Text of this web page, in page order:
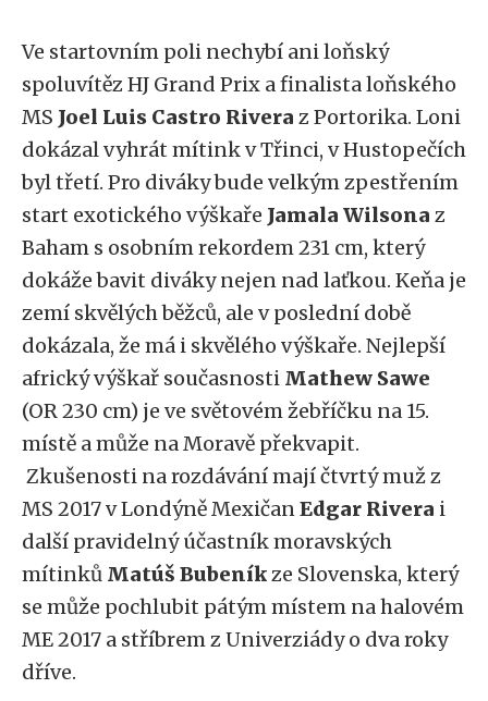
Ve startovním poli nechybí ani loňský
spoluvítěz HJ Grand Prix a finalista loňského
MS Joel Luis Castro Rivera z Portorika. Loni
dokázal vyhrát mítink v Třinci, v Hustopečích
byl třetí. Pro diváky bude velkým zpestřením
start exotického výškaře Jamala Wilsona z
Baham s osobním rekordem 231 cm, který
dokáže bavit diváky nejen nad laťkou. Keňa je
zemí skvělých běžců, ale v poslední době
dokázala, že má i skvělého výškaře. Nejlepší
africký výškař současnosti Mathew Sawe
(OR 230 cm) je ve světovém žebříčku na 15.
místě a může na Moravě překvapit.
Zkušenosti na rozdávání mají čtvrtý muž z
MS 2017 v Londýně MexičanEdgar Rivera i
další pravidelný účastník moravských
mítinků Matúš Bubeníkze Slovenska, který
se může pochlubit pátým místem na halovém
ME 2017 a stříbrem z Univerziády o dva roky
dříve.